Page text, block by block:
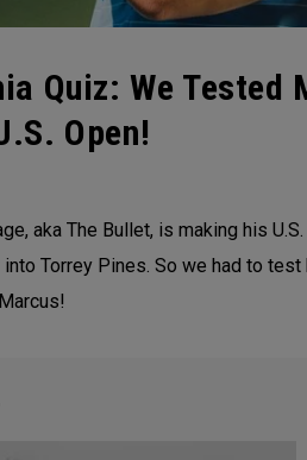
Quiz: We Tested
Open!
aka The Bullet, is making his
Torrey Pines. So we had to